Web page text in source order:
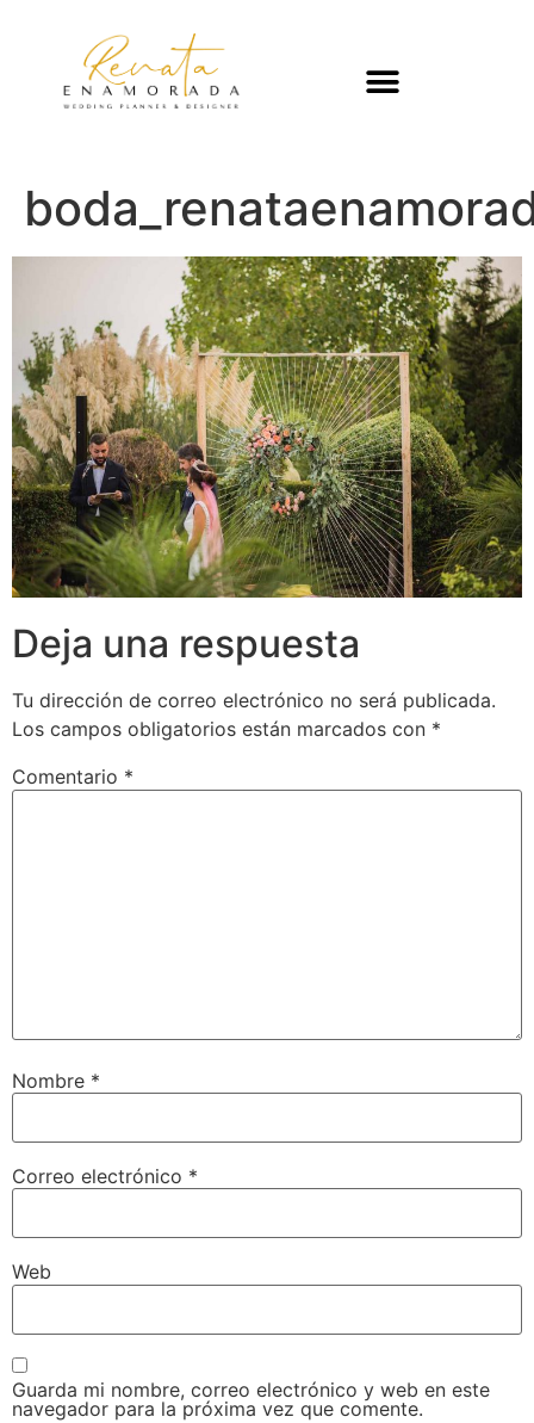
Deja una respuesta
Tu dirección de correo electrónico no será publicada.
Los campos obligatorios están marcados con *
Comentario *
Nombre *
Correo electrónico *
Web
Guarda mi nombre, correo electrónico y web en este
navegador para la próxima vez que comente.